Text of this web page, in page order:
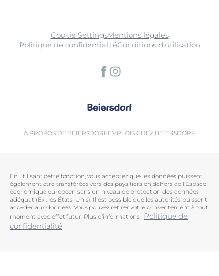
Cookie SettingsMentions légales
Politique de confidentialitéConditions d’utilisation
À PROPOS DE BEIERSDORFEMPLOIS CHEZ BEIERSDORF
En utilisant cette fonction, vous acceptez que les données puissent
également être transférées vers des pays tiers en dehors de l'Espace
économique européen sans un niveau de protection des données
adéquat (Ex : les États-Unis). Il est possible que les autorités puissent
accéder aux données. Vous pouvez retirer votre consentement à tout
moment avec effet futur. Plus d'informations : Politique de
confidentialité